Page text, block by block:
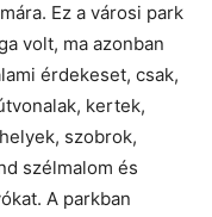
Ez a városi park
volt, ma azonban
érdekeset, csak,
kertek,
szobrok,
szélmalom és
A parkban